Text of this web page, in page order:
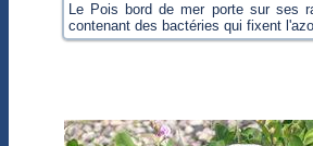
Le Pois bord de mer porte sur ses
contenant des bactéries qui fixent